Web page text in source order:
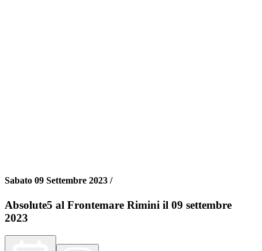
Sabato 09 Settembre 2023 /
Absolute5 al Frontemare Rimini il 09 settembre
2023